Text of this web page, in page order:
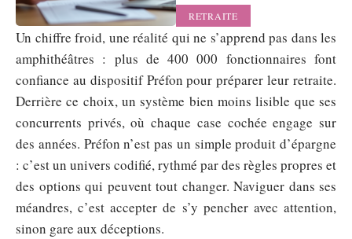
RETRAITE
Un chiffre froid, une réalité qui ne s’apprend pas dans les
amphithéâtres : plus de 400 000 fonctionnaires font
confiance au dispositif Préfon pour préparer leur retraite.
Derrière ce choix, un système bien moins lisible que ses
concurrents privés, où chaque case cochée engage sur
des années. Préfon n’est pas un simple produit d’épargne
: c’est un univers codifié, rythmé par des règles propres et
des options qui peuvent tout changer. Naviguer dans ses
méandres, c’est accepter de s’y pencher avec attention,
sinon gare aux déceptions.